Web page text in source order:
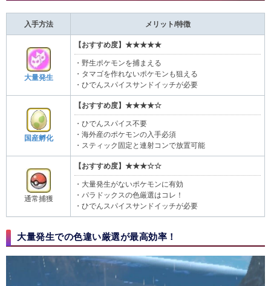
入手方法 メリット/特徴
大量発生
【おすすめ度】★★★★★
・野生ポケモンを捕まえる
・タマゴを作れないポケモンも狙える
・ひでんスパイスサンドイッチが必要
国産孵化
【おすすめ度】★★★★☆
・ひでんスパイス不要
・海外産のポケモンの入手必須
・スティック固定と連射コンで放置可能
通常捕獲
【おすすめ度】★★★☆☆
・大量発生がないポケモンに有効
・パラドックスの色厳選はコレ！
・ひでんスパイスサンドイッチが必要
大量発生での色違い厳選が最高効率！